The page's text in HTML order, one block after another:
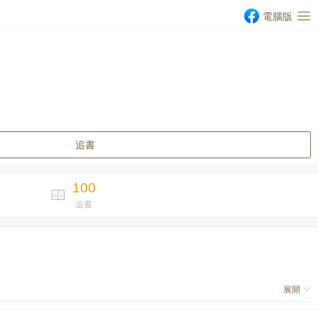
電腦版
追書
100
追書
展開